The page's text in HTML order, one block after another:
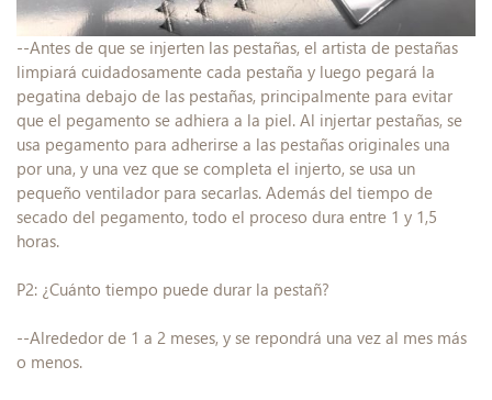
--Antes de que se injerten las pestañas, el artista de pestañas
limpiará cuidadosamente cada pestaña y luego pegará la
pegatina debajo de las pestañas, principalmente para evitar
que el pegamento se adhiera a la piel. Al injertar pestañas, se
usa pegamento para adherirse a las pestañas originales una
por una, y una vez que se completa el injerto, se usa un
pequeño ventilador para secarlas. Además del tiempo de
secado del pegamento, todo el proceso dura entre 1 y 1,5
horas.
P2: ¿Cuánto tiempo puede durar la pestañ?
--Alrededor de 1 a 2 meses, y se repondrá una vez al mes más
o menos.